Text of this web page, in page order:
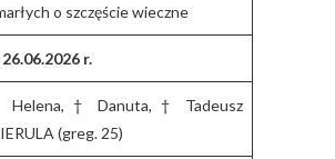
o szczęście wieczne
r.
Helena, † Danuta, † Tadeusz
(greg. 25)